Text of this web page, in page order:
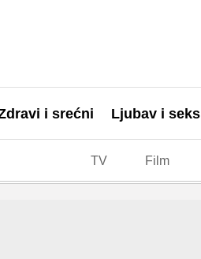
i srećni Ljubav i seks
TV Film